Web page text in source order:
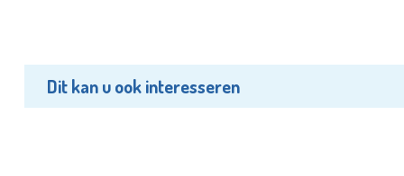
Dit kan u ook interesseren